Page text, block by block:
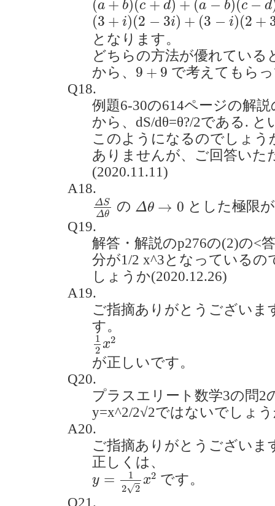
(a + b)(c + d) + (a − b)(c − d
(3 + i)(2 − 3i) + (3 − i)(2 +
(3 i (2−3 i) +(3 − i )(2 i)=12 + 6
となります。
どちらの方法が優れてい
から、 9 + 9
9 +9
で考えてもら
Q18.
例題6-30の614ページの解
から、dS/dθ=θ?/2である.
このようになるのでしょう
ありませんが、ご回答いた
(2020.11.11)
A18.
ΔS
Δθ
ΔSΔ θ
の Δθ → 0
Δθ→ 0
とした極限
Q19.
解答・解説のp276の(2)の<
分が1/2 x^3となっている
しょうか(2020.12.26)
A19.
ご指摘ありがとうございま
す。
1
2 x2
12 x2
が正しいです。
Q20.
プラスエリート数学3の問2
y=x^2/2√2ではないでしょう
A20.
ご指摘ありがとうございま
正しくは、
y =
1
2√2
x2
y= 12 2x2
です。
Q21.